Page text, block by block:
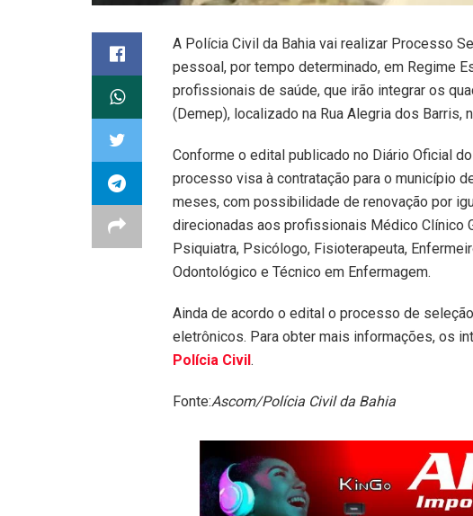
A Polícia Civil da Bahia vai realizar Processo
pessoal, por tempo determinado, em Regime
profissionais de saúde, que irão integrar os
(Demep), localizado na Rua Alegria dos Barris,
Conforme o edital publicado no Diário Oficial
processo visa à contratação para o município
meses, com possibilidade de renovação por
direcionadas aos profissionais Médico Clínico
Psiquiatra, Psicólogo, Fisioterapeuta,
Odontológico e Técnico em Enfermagem.
Ainda de acordo o edital o processo de
eletrônicos. Para obter mais informações, os
Polícia Civil .
Fonte:Ascom/Polícia Civil da Bahia